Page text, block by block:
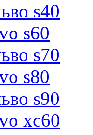
s40
s60
s70
s80
s90
xc60